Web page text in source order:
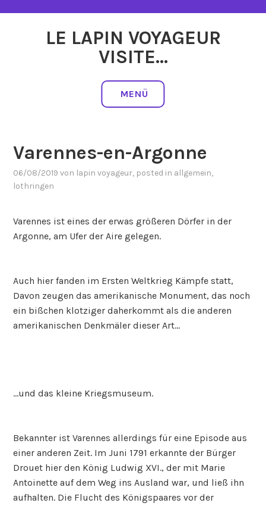
LE LAPIN VOYAGEUR
VISITE…
MENÜ
Varennes-en-Argonne
06/08/2019 von lapin voyageur, posted in allgemein,
lothringen
Varennes ist eines der erwas größeren Dörfer in der
Argonne, am Ufer der Aire gelegen.
Auch hier fanden im Ersten Weltkrieg Kämpfe statt,
Davon zeugen das amerikanische Monument, das noch
ein bißchen klotziger daherkommt als die anderen
amerikanischen Denkmäler dieser Art…
…und das kleine Kriegsmuseum.
Bekannter ist Varennes allerdings für eine Episode aus
einer anderen Zeit. Im Juni 1791 erkannte der Bürger
Drouet hier den König Ludwig XVI., der mit Marie
Antoinette auf dem Weg ins Ausland war, und ließ ihn
aufhalten. Die Flucht des Königspaares vor der